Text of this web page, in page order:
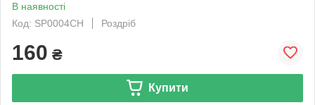
В наявності
Код: SP0004CH
Роздріб
160 ₴
Купити